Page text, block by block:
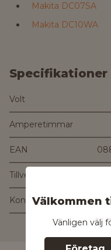
Välkommen
Vänligen välj
Makita DC07SA
Makita DC10WA
Specifikationer
Volt
Amperetimmar
EAN
Tillverkare
Kontakta tillverkaren
mer